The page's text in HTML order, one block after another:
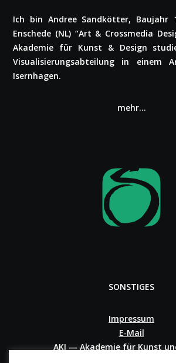
Ich bin Andree Sand­köt­ter, Baujahr
Enschede (NL) “Art & Cross­me­dia
Akademie für Kunst & Design
Visua­li­sie­rungs­ab­tei­lung in einem
Isern­ha­gen.
mehr…
SONSTIGES
Impressum
E‑Mail
AKI — Akademie für Kunst